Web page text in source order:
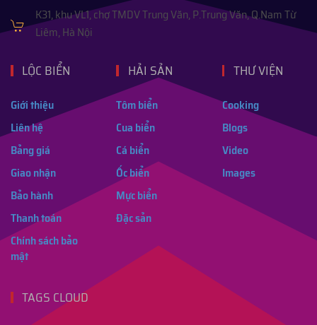
K31, khu VL1, chợ TMDV Trung Văn, P.Trung Văn, Q.Nam Từ
Liêm, Hà Nội
LỘC BIỂN
Giới thiệu
Liên hệ
Bảng giá
Giao nhận
Bảo hành
Thanh toán
Chính sách bảo
mật
HẢI SẢN
Tôm biển
Cua biển
Cá biển
Ốc biển
Mực biển
Đặc sản
THƯ VIỆN
Cooking
Blogs
Video
Images
TAGS CLOUD